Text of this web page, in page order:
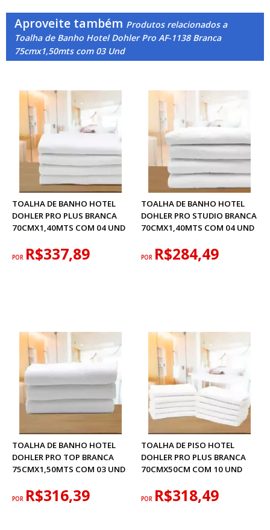
Aproveite também Produtos relacionados a
Toalha de Banho Hotel Dohler Pro AF-1138 Branca
75cmx1,50mts com 03 Und
TOALHA DE BANHO HOTEL
DOHLER PRO PLUS BRANCA
70CMX1,40MTS COM 04 UND
POR R$337,89
TOALHA DE BANHO HOTEL
DOHLER PRO STUDIO BRANCA
70CMX1,40MTS COM 04 UND
POR R$284,49
TOALHA DE BANHO HOTEL
DOHLER PRO TOP BRANCA
75CMX1,50MTS COM 03 UND
POR R$316,39
TOALHA DE PISO HOTEL
DOHLER PRO PLUS BRANCA
70CMX50CM COM 10 UND
POR R$318,49